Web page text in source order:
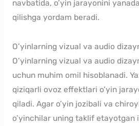
navbatida, o’yin jarayonini
qilishga yordam beradi.
O’yinlarning vizual va audio
O’yinlarning vizual va audio
uchun muhim omil hisoblanadi.
qiziqarli ovoz effektlari o’yin
qiladi. Agar o’yin jozibali va
o’yinchilar uning taklif etayotgan